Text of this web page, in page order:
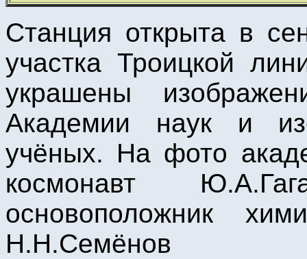
Станция открыта в
участка Троицкой
украшены
Академии наук и
учёных. На фото
космонавт
основоположник
Н.Н.Семёнов